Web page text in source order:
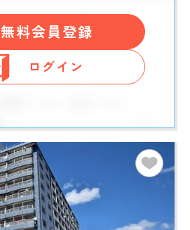
無料会員登録
ログイン